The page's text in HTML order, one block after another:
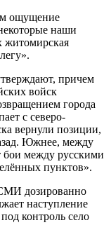
ощущение
наши
житомирская
причем
войск
города
с северо-
вернули позиции,
Южнее, между
бои между русскими
пунктов».
дозированно
наступление
контроль село